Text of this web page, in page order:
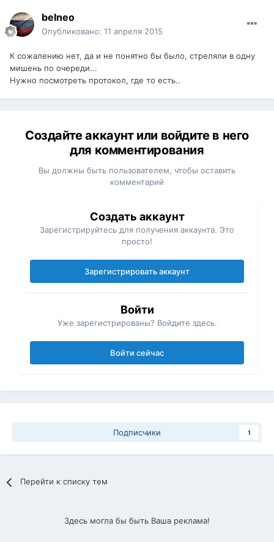
belneo
Опубликовано: 11 апреля 2015
К сожалению нет, да и не понятно бы было, стреляли в одну
мишень по очереди...
Нужно посмотреть протокол, где то есть..
Создайте аккаунт или войдите в него
для комментирования
Вы должны быть пользователем, чтобы оставить
комментарий
Создать аккаунт
Зарегистрируйтесь для получения аккаунта. Это
просто!
Зарегистрировать аккаунт
Войти
Уже зарегистрированы? Войдите здесь.
Войти сейчас
Подписчики 1
Перейти к списку тем
Здесь могла бы быть Ваша реклама!